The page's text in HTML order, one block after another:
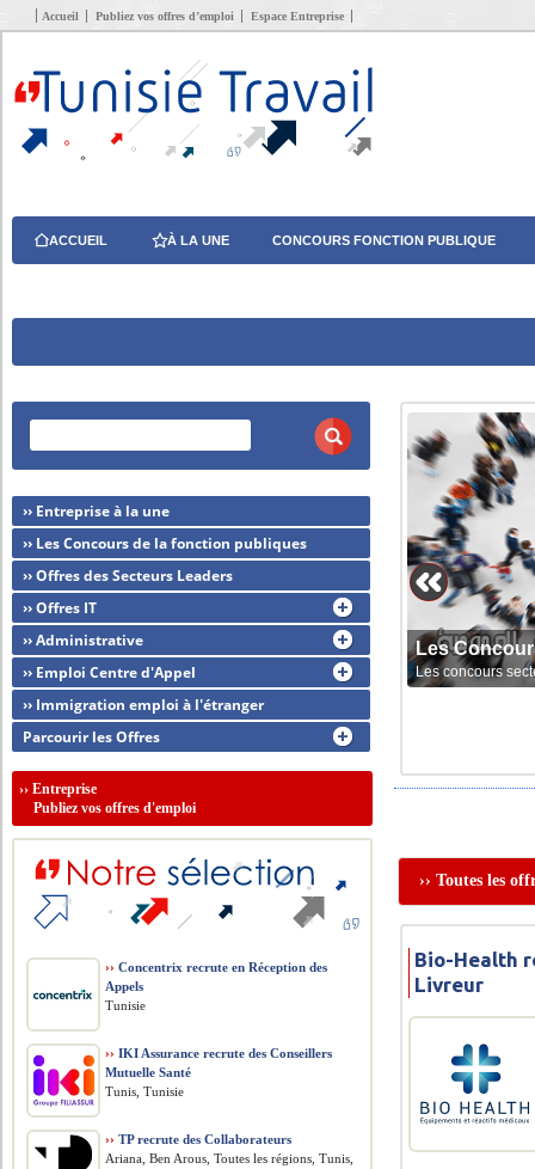
Accueil Publiez vos offres d’emploi Espace Entreprise
ACCUEIL À LA UNE CONCOURS FONCTION PUBLIQUE
Les
Les concours
›› Toutes les
Bio-Health
Livreur
›› Entreprise à la une
›› Les Concours de la fonction publiques
›› Offres des Secteurs Leaders
›› Offres IT
›› Administrative
›› Emploi Centre d'Appel
›› Immigration emploi à l'étranger
Parcourir les Offres
››Entreprise
Publiez vos offres d'emploi
›› Concentrix recrute en Réception des
Appels
Tunisie
›› IKI Assurance recrute des Conseillers
Mutuelle Santé
Tunis, Tunisie
›› TP recrute des Collaborateurs
Ariana, Ben Arous, Toutes les régions, Tunis,